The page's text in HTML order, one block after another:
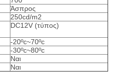
Άσπρος
250cd/m2
DC12V (τύπος)
-20ºc~70ºc
-30ºc~80ºc
Ναι
Ναι